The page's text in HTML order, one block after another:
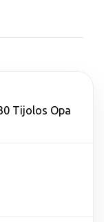
Tijolos Opa